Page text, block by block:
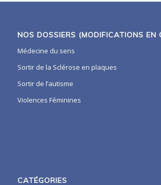
NOS DOSSIERS (MODIFICATIONS EN
Médecine du sens
Sortir de la Sclérose en plaques
Sortir de l’autisme
Violences Féminines
CATÉGORIES